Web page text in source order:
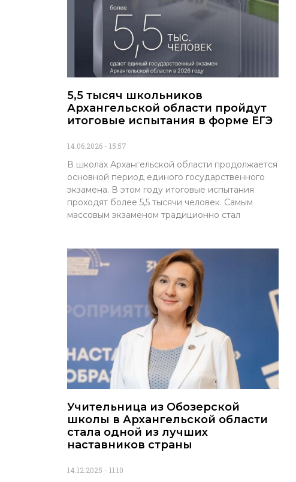
5,5 тысяч школьников
Архангельской области пройдут
итоговые испытания в форме ЕГЭ
14.06.2026 15:57
В школах Архангельской области продолжается
основной период единого государственного
экзамена. В этом году итоговые испытания
проходят более 5,5 тысячи человек. Самым
массовым экзаменом традиционно стал
Учительница из Обозерской
школы в Архангельской области
стала одной из лучших
наставников страны
14.12.2025 11:10